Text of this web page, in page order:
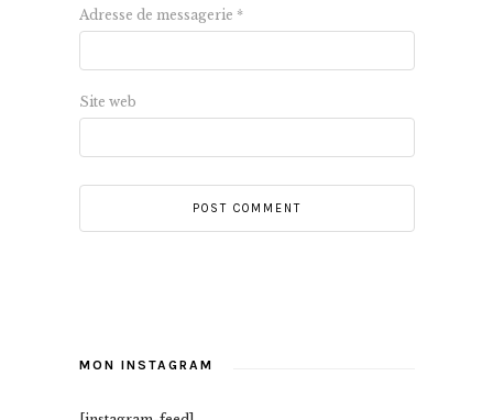
Adresse de messagerie *
Site web
MON INSTAGRAM